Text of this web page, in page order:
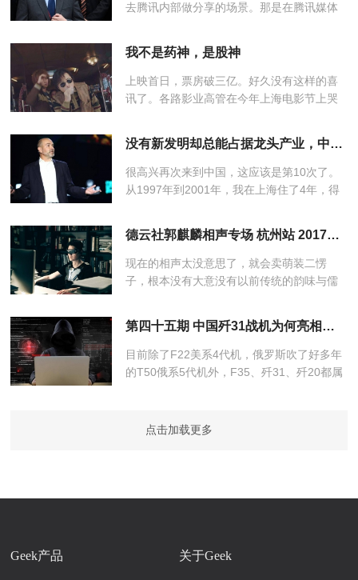
去腾讯内部做分享的场景。那是在腾讯媒体
强大，但言语中，透露着对自己...
我不是药神，是股神
上映首日，票房破三亿。好久没有这样的喜
讯了。各路影业高管在今年上海电影节上哭
小影视公司都融不到钱”...
没有新发明却总能占据龙头产业，中国人是怎么做到的？
很高兴再次来到中国，这应该是第10次了。
从1997年到2001年，我在上海住了4年，得
我今天要谈的话题，我想从一个...
德云社郭麒麟相声专场 杭州站 2017：德云社郭麒麟相声专场杭州站
现在的相声太没意思了，就会卖萌装二愣
子，根本没有大意没有以前传统的韵味与儒
第四十五期 中国歼31战机为何亮相装备展
目前除了F22美系4代机，俄罗斯吹了好多年
的T50俄系5代机外，F35、歼31、歼20都属
点击加载更多
Geek产品 关于Geek